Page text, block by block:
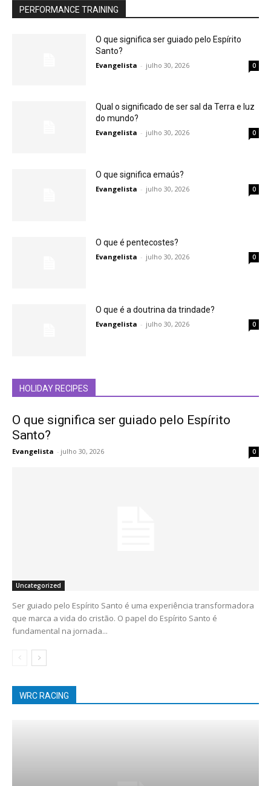
PERFORMANCE TRAINING
O que significa ser guiado pelo Espírito
Santo?
Evangelista - julho 30, 2026 0
Qual o significado de ser sal da Terra e luz
do mundo?
Evangelista - julho 30, 2026 0
O que significa emaús?
Evangelista - julho 30, 2026 0
O que é pentecostes?
Evangelista - julho 30, 2026 0
O que é a doutrina da trindade?
Evangelista - julho 30, 2026 0
HOLIDAY RECIPES
O que significa ser guiado pelo Espírito
Santo?
Evangelista - julho 30, 2026 0
Uncategorized
Ser guiado pelo Espírito Santo é uma experiência transformadora
que marca a vida do cristão. O papel do Espírito Santo é
fundamental na jornada...
WRC RACING